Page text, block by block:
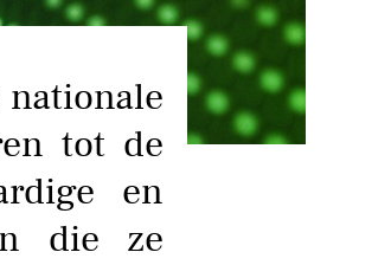
tot de
en
die ze
NIEUWS
CONTACT